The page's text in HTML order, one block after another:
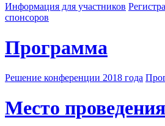
Информация для участников
спонсоров
Программа
Решение конференции 2018 года
Место проведения